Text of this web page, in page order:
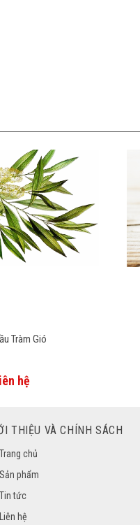
Tràm Gió
hệ
THIỆU VÀ CHÍNH SÁCH
Trang chủ
Sản phẩm
Tin tức
Liên hệ